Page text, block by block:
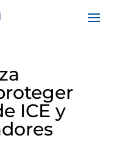
ICE y